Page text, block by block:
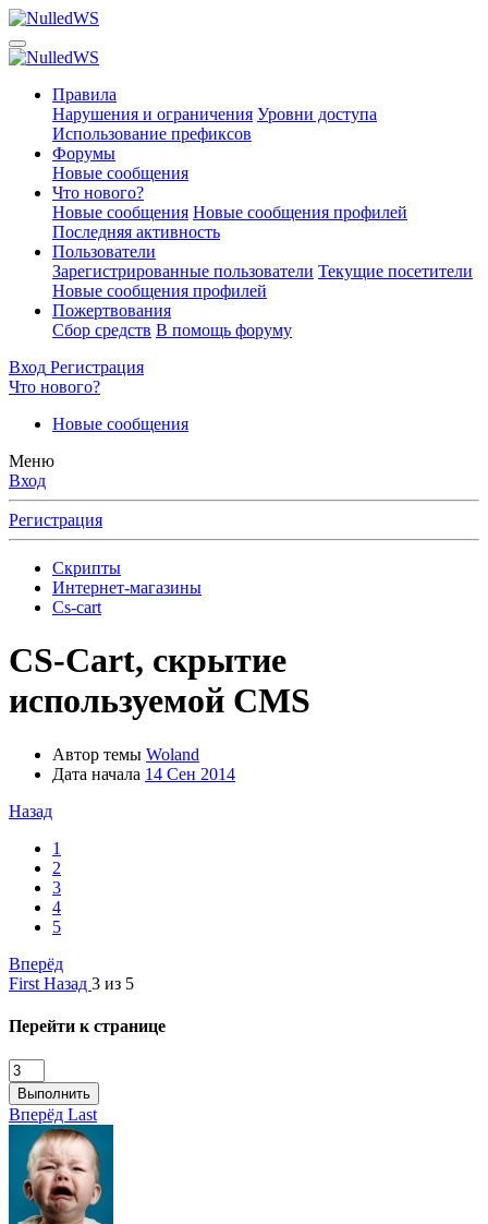
Правила
Нарушения и ограничения Уровни доступа
Использование префиксов
Форумы
Новые сообщения
Что нового?
Новые сообщения Новые сообщения профилей
Последняя активность
Пользователи
Зарегистрированные пользователи Текущие посетители
Новые сообщения профилей
Пожертвования
Сбор средств В помощь форуму
Вход Регистрация
Что нового?
Новые сообщения
Меню
Вход
Регистрация
Скрипты
Интернет-магазины
Cs-cart
CS-Cart, скрытие
используемой CMS
Автор темы Woland
Дата начала 14 Сен 2014
Назад
1
2
3
4
5
Вперёд
First Назад 3 из 5
Перейти к странице
Выполнить
Вперёд Last